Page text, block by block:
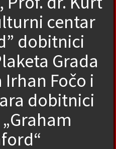
centar
dobitnici
Grada
Irhan Fočo i
dobitnici